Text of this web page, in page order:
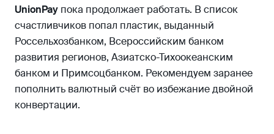
UnionPay пока продолжает работать. В список
счастливчиков попал пластик, выданный
Россельхозбанком, Всероссийским банком
развития регионов, Азиатско-Тихоокеанским
банком и Примсоцбанком. Рекомендуем заранее
пополнить валютный счёт во избежание двойной
конвертации.